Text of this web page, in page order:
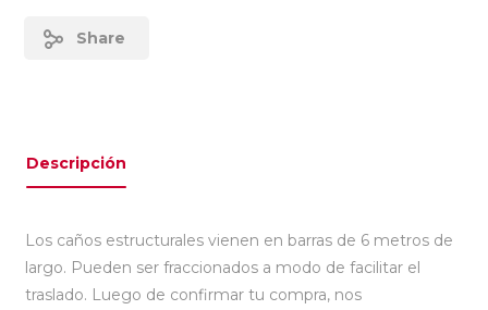
Share
Descripción
Los caños estructurales vienen en barras de 6 metros de
largo. Pueden ser fraccionados a modo de facilitar el
traslado. Luego de confirmar tu compra, nos